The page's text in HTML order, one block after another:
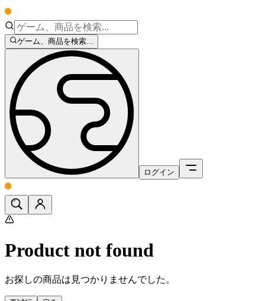
ゲーム、商品を検索...
ログイン
Product not found
お探しの商品は見つかりませんでした。